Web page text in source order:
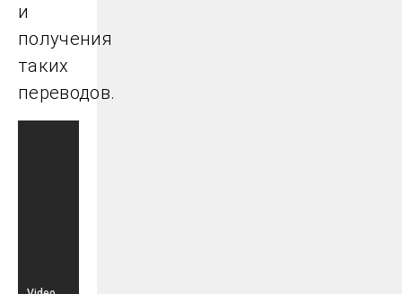
и
получения
таких
переводов.